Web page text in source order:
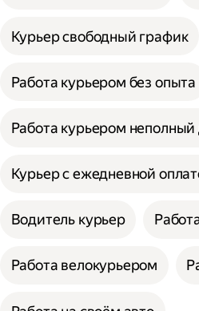
Курьер свободный график
Работа курьером без опыта
Работа курьером неполный
Курьер с ежедневной
Водитель курьер
Работа велокурьером